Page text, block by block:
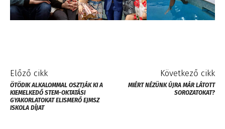
Előző cikk
ÖTÖDIK ALKALOMMAL OSZTJÁK KI A
KIEMELKEDŐ STEM-OKTATÁSI
GYAKORLATOKAT ELISMERŐ EJMSZ
ISKOLA DÍJAT
Következő cikk
MIÉRT NÉZÜNK ÚJRA MÁR LÁTOTT
SOROZATOKAT?